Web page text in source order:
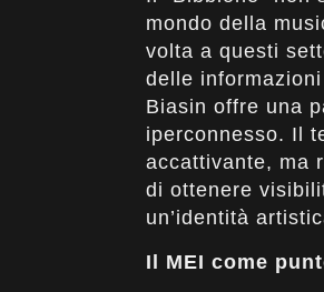
mondo della
volta a questi
delle
Biasin offre una
iperconnesso. Il
accattivante, ma
di ottenere
un’identità
Il MEI come